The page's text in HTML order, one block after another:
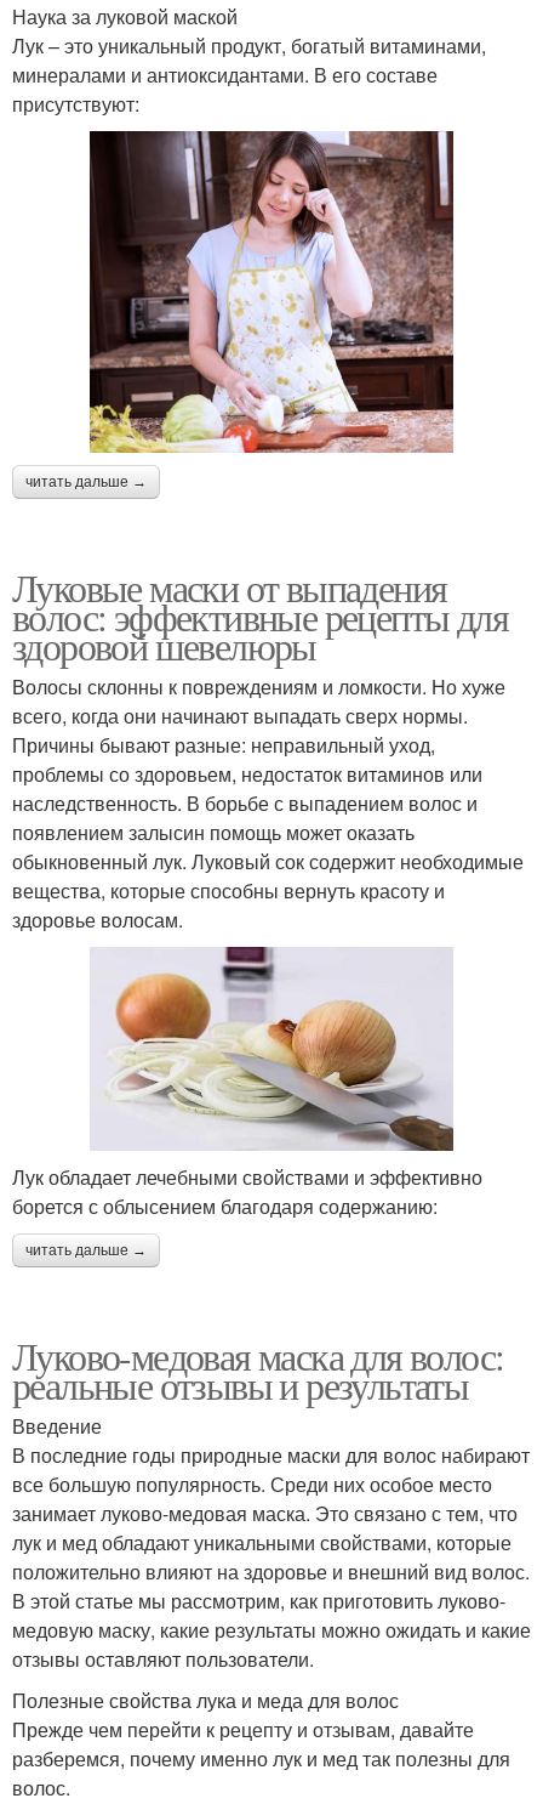
Наука за луковой маской
Лук – это уникальный продукт, богатый витаминами,
минералами и антиоксидантами. В его составе
присутствуют:
читать дальше →
Луковые маски от выпадения
волос: эффективные рецепты для
здоровой шевелюры
Волосы склонны к повреждениям и ломкости. Но хуже
всего, когда они начинают выпадать сверх нормы.
Причины бывают разные: неправильный уход,
проблемы со здоровьем, недостаток витаминов или
наследственность. В борьбе с выпадением волос и
появлением залысин помощь может оказать
обыкновенный лук. Луковый сок содержит необходимые
вещества, которые способны вернуть красоту и
здоровье волосам.
Лук обладает лечебными свойствами и эффективно
борется с облысением благодаря содержанию:
читать дальше →
Луково-медовая маска для волос:
реальные отзывы и результаты
Введение
В последние годы природные маски для волос набирают
все большую популярность. Среди них особое место
занимает луково-медовая маска. Это связано с тем, что
лук и мед обладают уникальными свойствами, которые
положительно влияют на здоровье и внешний вид волос.
В этой статье мы рассмотрим, как приготовить луково-
медовую маску, какие результаты можно ожидать и какие
отзывы оставляют пользователи.
Полезные свойства лука и меда для волос
Прежде чем перейти к рецепту и отзывам, давайте
разберемся, почему именно лук и мед так полезны для
волос.